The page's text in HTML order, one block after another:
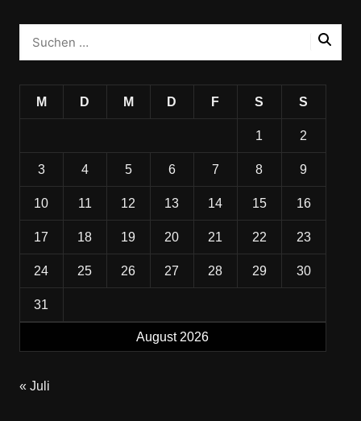
August 2026
M D M D F S S
1 2
3 4 5 6 7 8 9
10 11 12 13 14 15 16
17 18 19 20 21 22 23
24 25 26 27 28 29 30
31
« Juli